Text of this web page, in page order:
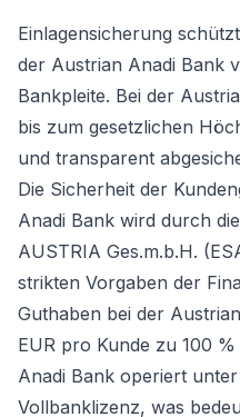
Einlagensicherung
der Austrian Anadi Bank
Bankpleite. Bei der
bis zum gesetzlichen
und transparent
Die Sicherheit der
Anadi Bank wird durch
AUSTRIA Ges.m.b.H.
strikten Vorgaben der
Guthaben bei der
EUR pro Kunde zu 100
Anadi Bank operiert
Vollbanklizenz, was